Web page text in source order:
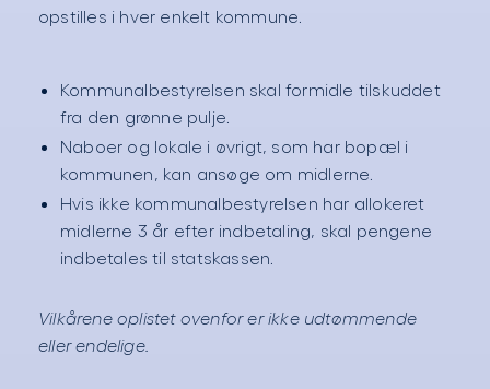
opstilles i hver enkelt kommune.
Kommunalbestyrelsen skal formidle tilskuddet
fra den grønne pulje.
Naboer og lokale i øvrigt, som har bopæl i
kommunen, kan ansøge om midlerne.
Hvis ikke kommunalbestyrelsen har allokeret
midlerne 3 år efter indbetaling, skal pengene
indbetales til statskassen.
Vilkårene oplistet ovenfor er ikke udtømmende
eller endelige.